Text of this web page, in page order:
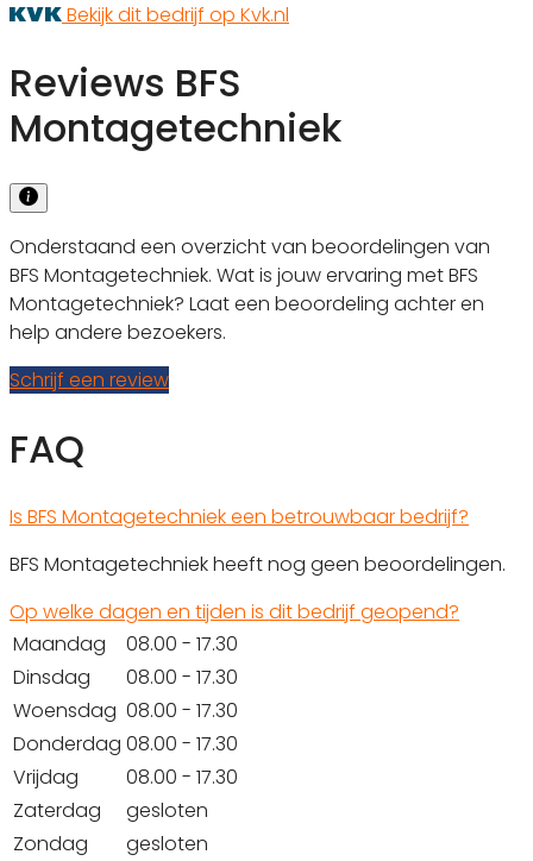
Bekijk dit bedrijf op Kvk.nl
Reviews BFS
Montagetechniek
Onderstaand een overzicht van beoordelingen van
BFS Montagetechniek. Wat is jouw ervaring met BFS
Montagetechniek? Laat een beoordeling achter en
help andere bezoekers.
Schrijf een review
FAQ
Is BFS Montagetechniek een betrouwbaar bedrijf?
BFS Montagetechniek heeft nog geen beoordelingen.
Op welke dagen en tijden is dit bedrijf geopend?
Maandag
08.00 - 17.30
Dinsdag
08.00 - 17.30
Woensdag 08.00 - 17.30
Donderdag 08.00 - 17.30
Vrijdag
08.00 - 17.30
Zaterdag
gesloten
Zondag
gesloten